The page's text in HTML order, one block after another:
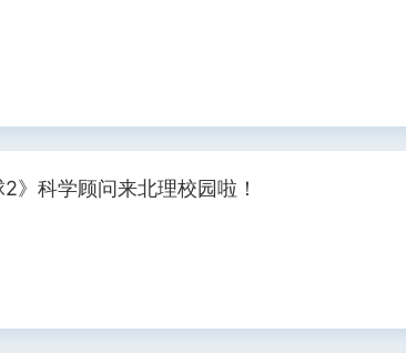
》科学顾问来北理校园啦！